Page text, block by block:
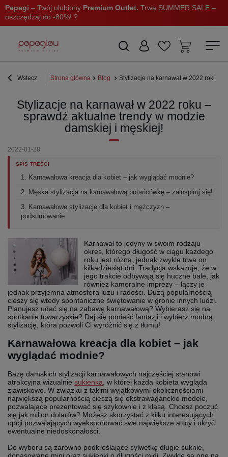
Pepegi – Twój ulubiony Premium Outlet. Trwa SUMMER SALE –
oszczędzaj do -80%! ?
Wstecz Strona główna Blog Stylizacje na karnawał w 2022 roku –
Stylizacje na karnawał w 2022 roku –
sprawdź aktualne trendy w modzie
damskiej i męskiej!
2022-01-28
SPIS TREŚCI
1. Karnawałowa kreacja dla kobiet – jak wyglądać modnie?
2. Męska stylizacja na karnawałową potańcówkę – zainspiruj się!
3. Karnawałowe stylizacje dla kobiet i mężczyzn –
podsumowanie
Karnawał to jedyny w swoim rodzaju
okres, którego długość w ciągu każdego
roku jest różna, jednak zwykle trwa on
kilkadziesiąt dni. Tradycja wskazuje, że w
jego trakcie odbywają się huczne bale, jak
również kameralne imprezy – łączy je
jednak przyjemna atmosfera luzu i radości. Dużą popularnością
cieszy się wtedy spontaniczne świętowanie w gronie innych ludzi.
Planujesz udać się na zabawę karnawałową? Wybierasz się na
spotkanie towarzyskie? Daj się ponieść fantazji i wybierz modną
stylizację, która pozwoli Ci wyróżnić się z tłumu!
Karnawałowa kreacja dla kobiet – jak
wyglądać modnie?
Bazę damskich stylizacji karnawałowych najczęściej stanowi
atrakcyjna wizualnie sukienka, w której każda kobieta wygląda
zjawiskowo. W związku z takimi wyjątkowymi okolicznościami
największą popularnością cieszą się ekstrawaganckie modele,
pozwalające prezentować się szykownie i z klasą. Chcesz poczuć
się jak milion dolarów? Możesz skorzystać z kilku interesujących
opcji pozwalających wyeksponować swe największe atuty i ukryć
ewentualne niedoskonałości.
Do wyboru są zarówno podkreślające sylwetkę długie suknie,